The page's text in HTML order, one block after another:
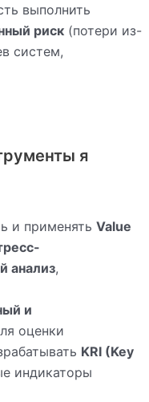
выполнить
риск (потери из-
систем,
я
и применять Value
анализ,
и
оценки
KRI (Key
индикаторы